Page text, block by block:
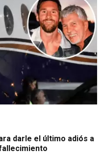
darle el último adiós a